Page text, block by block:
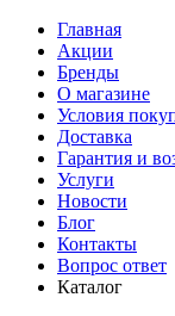
Главная
Акции
Бренды
О магазине
Условия
Доставка
Гарантия и
Услуги
Новости
Блог
Контакты
Вопрос ответ
Каталог